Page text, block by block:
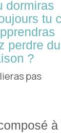
dormiras
tu
perdre
?
pas